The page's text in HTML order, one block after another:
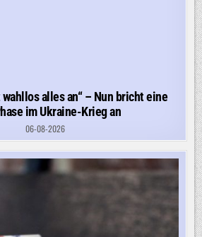
alles an“ – Nun bricht eine
im Ukraine-Krieg an
06-08-2026